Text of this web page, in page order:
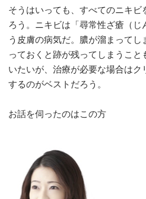
そうはいっても、すべてのニキ
ろう。ニキビは「尋常性ざ瘡（
う皮膚の病気だ。膿が溜まって
っておくと跡が残ってしまうこ
いたいが、治療が必要な場合は
するのがベストだろう。
お話を伺ったのはこの方